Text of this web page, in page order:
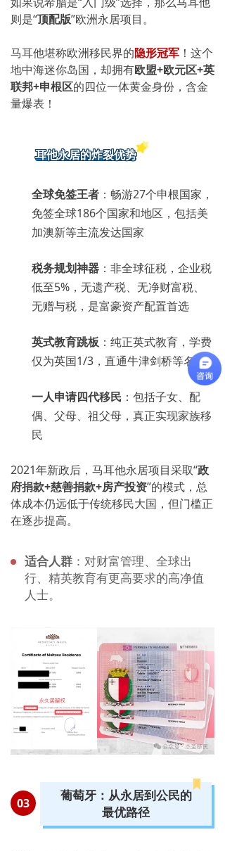
则是“顶配版”欧洲永居项目。
马耳他堪称欧洲移民界的隐形冠军 ！这个
地中海迷你岛国，却拥有欧盟+欧元区+英
联邦+申根区的四位一体黄金身份，含金
量爆表！
耳他永居的炸裂优势
全球免签王者 ：畅游27个申根国家，
免签全球186个国家和地区，包括美
加澳新等主流发达国家
税务规划神器 ：非全球征税， 企业税
低至5%，无遗产税、无净财富税、
无赠与税， 是富豪资产配置首选
英式教育跳板 ：纯正英式教育，学费
仅为英国1/3，直通牛津剑桥等名校
一人申请四代移民 ：包括子女、配
偶、父母、祖父母，真正实现家族移
民
2021年新政后，马耳他永居项目采取“政
府捐款+慈善捐款+房产投资”的模式， 总
体成本仍远低于传统移民大国，但门槛正
在逐步提高。
适合人群 ：对财富管理、全球出
行、精英教育有更高要求的高净值
人士。
03
葡萄牙：从永居到公民的
最优路径